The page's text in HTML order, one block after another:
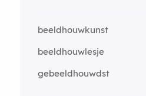
beeldhouwkunst
beeldhouwlesje
gebeeldhouwdst